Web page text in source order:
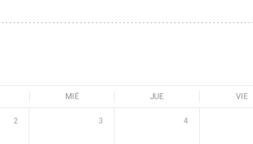
MIÉ JUE VIE
2 3 4